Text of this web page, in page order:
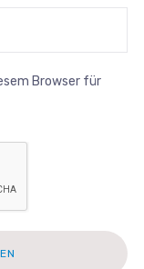
Browser für